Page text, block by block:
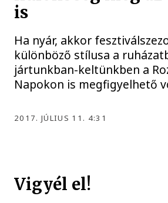
is
Ha nyár, akkor
különböző stílusa a
jártunkban-keltünkben a
Napokon is megfigyelhető
2017. JÚLIUS 11. 4:31
Vigyél el!